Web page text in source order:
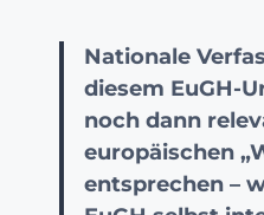
Nationale
diesem EuGH-
noch dann
europäischen
entsprechen –